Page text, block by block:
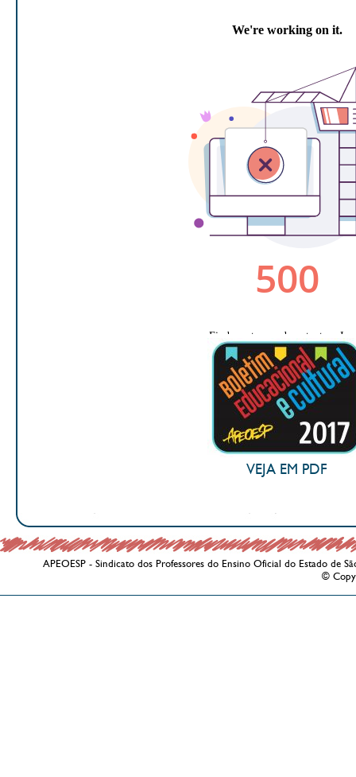
VEJA EM PDF
APEOESP - Sindicato dos Professores do Ensino Oficial do Estado de
©